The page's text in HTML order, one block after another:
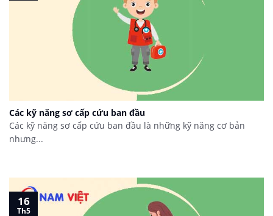
Các kỹ năng sơ cấp cứu ban đầu
Các kỹ năng sơ cấp cứu ban đầu là những kỹ năng cơ bản
nhưng...
16
Th5